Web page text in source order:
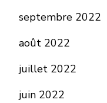
septembre 2022
août 2022
juillet 2022
juin 2022